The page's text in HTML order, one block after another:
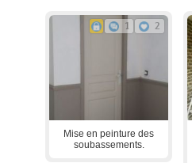
1 2
Mise en peinture des
soubassements.